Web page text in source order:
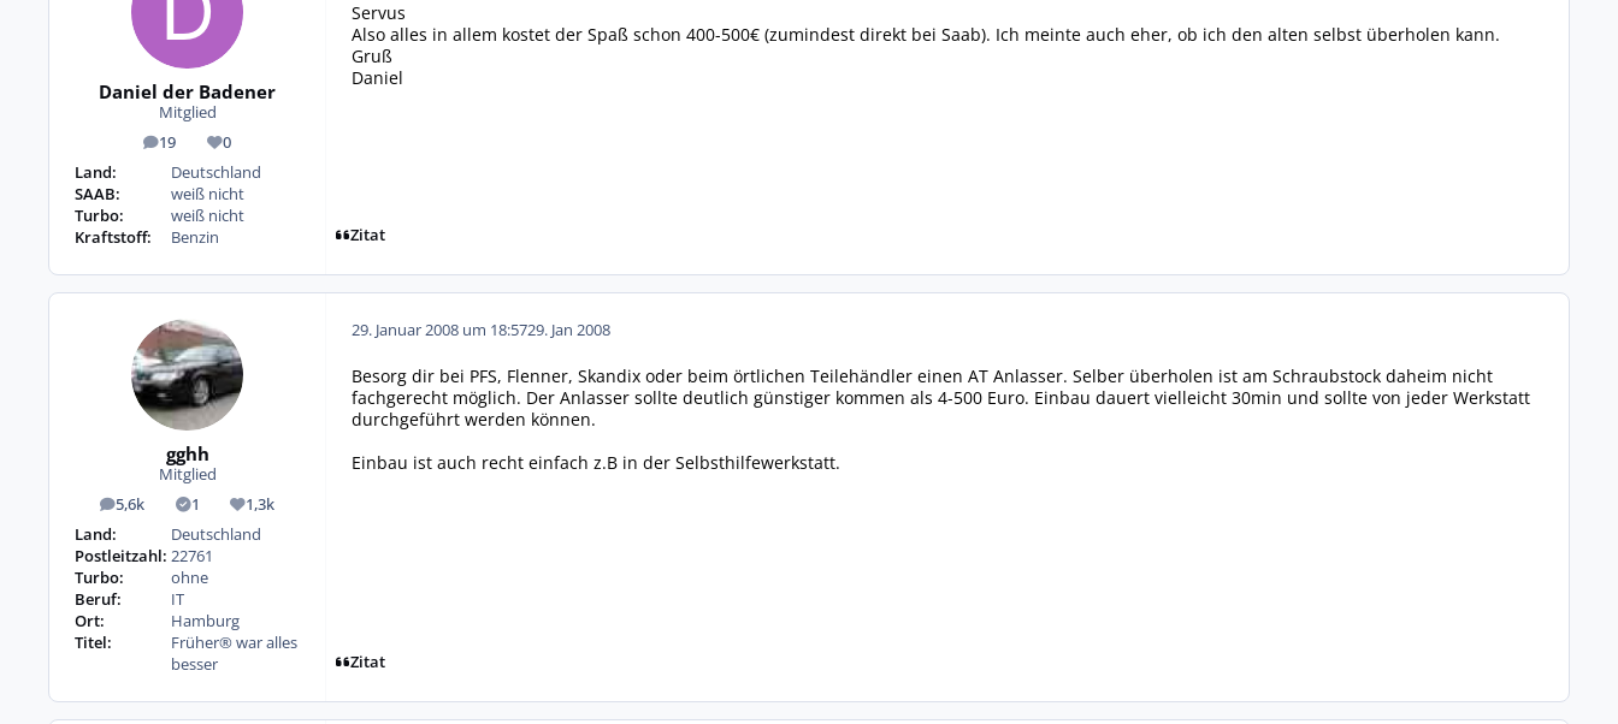
Daniel der Badener
Mitglied
19
Beiträge 0
Reputation
Land:
Deutschland
SAAB:
weiß nicht
Turbo:
weiß nicht
Kraftstoff:
Benzin
Servus
Also alles in allem kostet der Spaß schon 400-500€ (zumindest direkt bei Saab). Ich meinte auch eher, ob ich den alten selbst überholen kann.
Gruß
Daniel
Zitat
gghh
Mitglied
5,6k
Beiträge 1
Lösungen1,3k
Reputation
Land:
Deutschland
Postleitzahl: 22761
Turbo:
ohne
Beruf:
IT
Ort:
Hamburg
Titel:
Früher® war alles
besser
29. Januar 2008 um 18:5729. Jan 2008
Besorg dir bei PFS, Flenner, Skandix oder beim örtlichen Teilehändler einen AT Anlasser. Selber überholen ist am Schraubstock daheim nicht
fachgerecht möglich. Der Anlasser sollte deutlich günstiger kommen als 4-500 Euro. Einbau dauert vielleicht 30min und sollte von jeder Werkstatt
durchgeführt werden können.
Einbau ist auch recht einfach z.B in der Selbsthilfewerkstatt.
Zitat